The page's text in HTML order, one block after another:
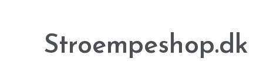
Stroempeshop.dk